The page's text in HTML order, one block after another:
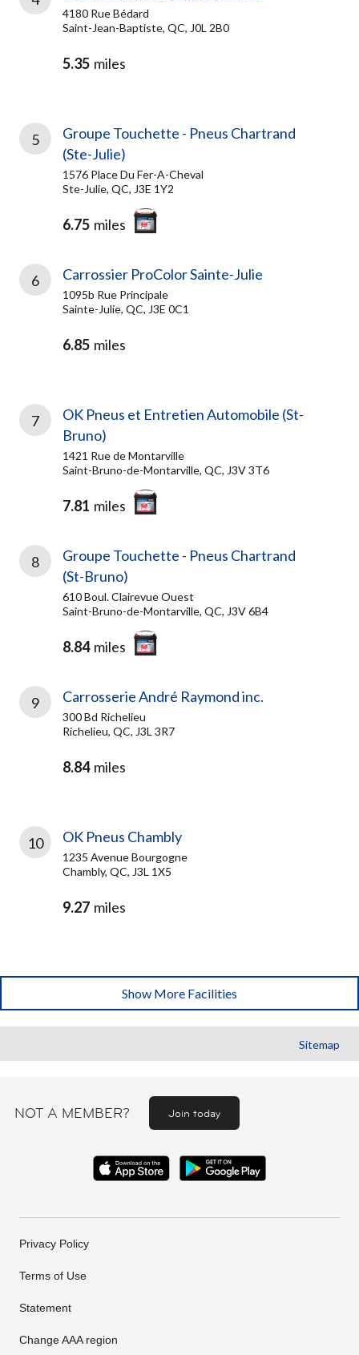
4180 Rue Bédard
Saint-Jean-Baptiste, QC, J0L 2B0
5.35 miles
5
Groupe Touchette - Pneus Chartrand
(Ste-Julie)
1576 Place Du Fer-A-Cheval
Ste-Julie, QC, J3E 1Y2
6.75 miles
6 Carrossier ProColor Sainte-Julie
1095b Rue Principale
Sainte-Julie, QC, J3E 0C1
6.85 miles
7
OK Pneus et Entretien Automobile (St-
Bruno)
1421 Rue de Montarville
Saint-Bruno-de-Montarville, QC, J3V 3T6
7.81 miles
8
Groupe Touchette - Pneus Chartrand
(St-Bruno)
610 Boul. Clairevue Ouest
Saint-Bruno-de-Montarville, QC, J3V 6B4
8.84 miles
9 Carrosserie André Raymond inc.
300 Bd Richelieu
Richelieu, QC, J3L 3R7
8.84 miles
10 OK Pneus Chambly
1235 Avenue Bourgogne
Chambly, QC, J3L 1X5
9.27 miles
Show More Facilities
Sitemap
NOT A MEMBER? Join today
Privacy Policy
Terms of Use
Statement
Change AAA region